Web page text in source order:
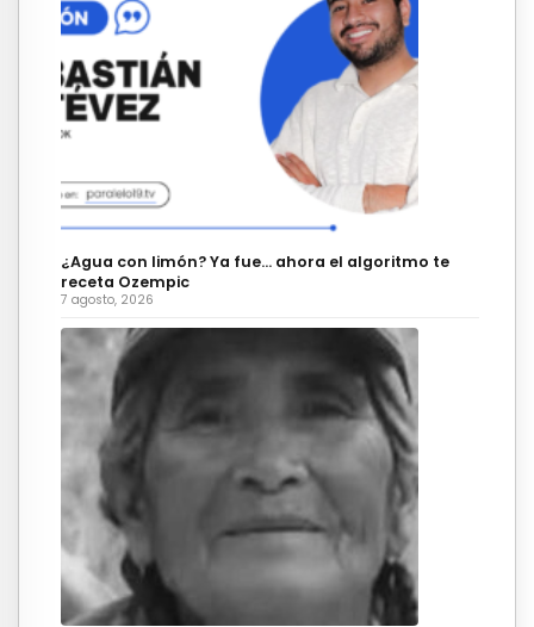
¿Agua con limón? Ya fue… ahora el algoritmo te
receta Ozempic
7 agosto, 2026